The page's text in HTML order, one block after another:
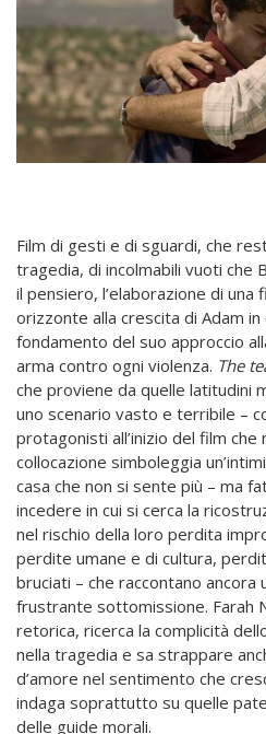
Film di gesti e di sguardi, che
tragedia, di incolmabili vuoti che
il pensiero, l’elaborazione di una
orizzonte alla crescita di Adam
fondamento del suo approccio
arma contro ogni violenza. The
che proviene da quelle latitudini
uno scenario vasto e terribile –
protagonisti all’inizio del film che
collocazione simboleggia
casa che non si sente più – ma
incedere in cui si cerca la
nel rischio della loro perdita
perdite umane e di cultura,
bruciati – che raccontano ancora
frustrante sottomissione. Farah
retorica, ricerca la complicità
nella tragedia e sa strappare
d’amore nel sentimento che
indaga soprattutto su quelle
delle guide morali.